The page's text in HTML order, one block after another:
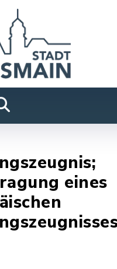
eines